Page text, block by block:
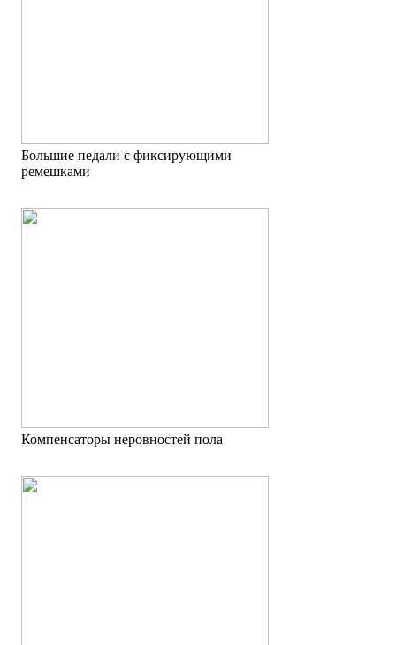
Большие педали с фиксирующими
ремешками
Компенсаторы неровностей пола